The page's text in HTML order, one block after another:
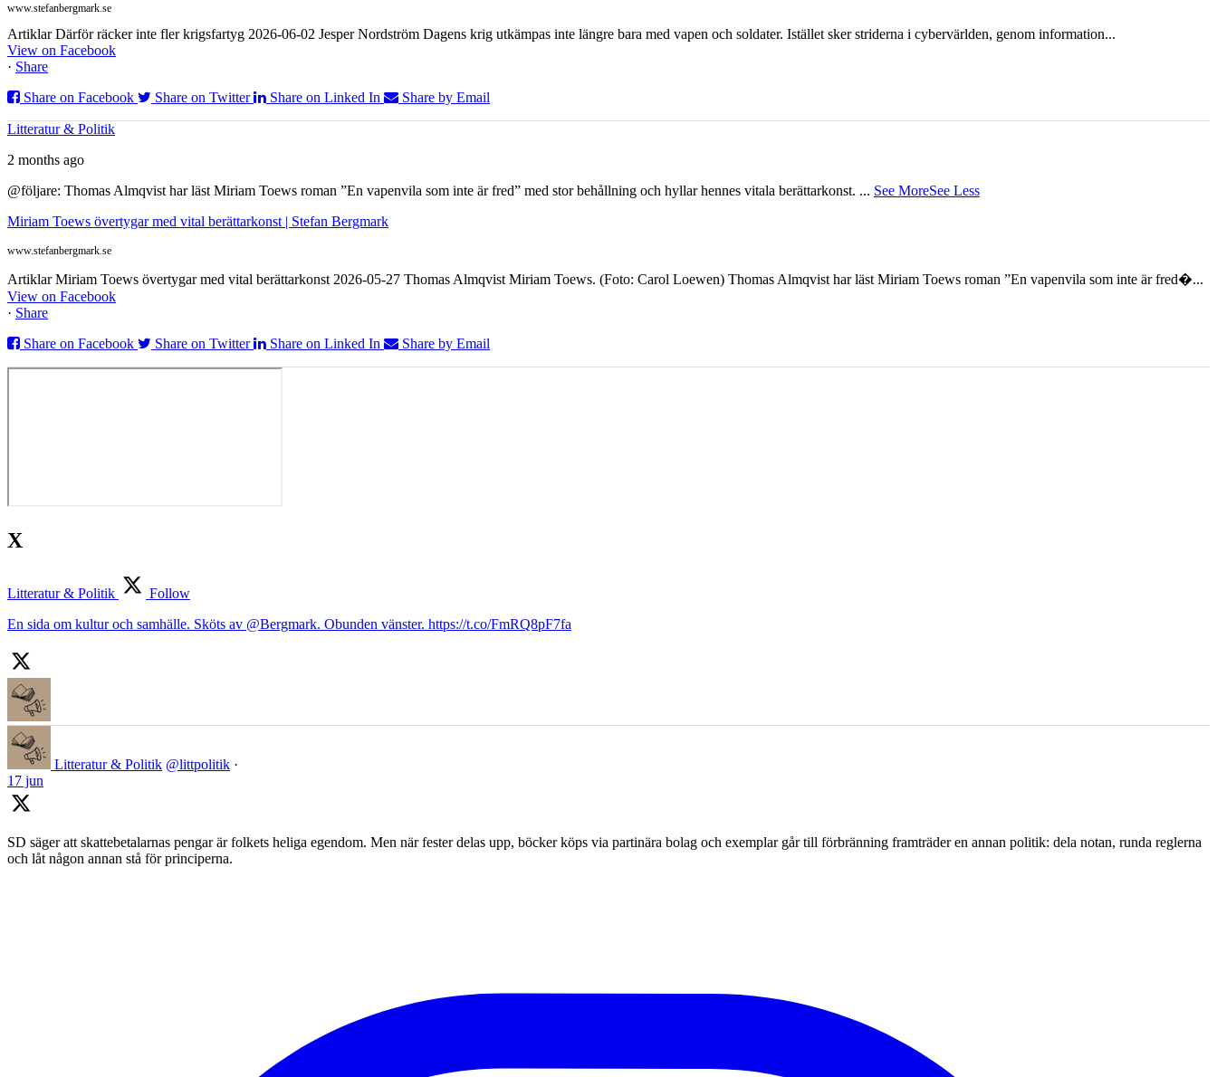
www.stefanbergmark.se
Artiklar Därför räcker inte fler krigsfartyg 2026-06-02 Jesper Nordström Dagens krig utkämpas inte längre bara med vapen och soldater. Istället sker striderna i cybervärlden, genom information...
View on Facebook
· Share
Share on Facebook
Share on Twitter Share on Linked In Share by Email
Litteratur & Politik
2 months ago
@följare: Thomas Almqvist har läst Miriam Toews roman ”En vapenvila som inte är fred” med stor behållning och hyllar hennes vitala berättarkonst. ... See MoreSee Less
Miriam Toews övertygar med vital berättarkonst | Stefan Bergmark
www.stefanbergmark.se
Artiklar Miriam Toews övertygar med vital berättarkonst 2026-05-27 Thomas Almqvist Miriam Toews. (Foto: Carol Loewen) Thomas Almqvist har läst Miriam Toews roman ”En vapenvila som inte är fred�...
View on Facebook
· Share
Share on Facebook
Share on Twitter Share on Linked In Share by Email
X
Litteratur & Politik
Follow
En sida om kultur och samhälle. Sköts av @Bergmark. Obunden vänster. https://t.co/FmRQ8pF7fa
Litteratur & Politik @littpolitik ·
17 jun
SD säger att skattebetalarnas pengar är folkets heliga egendom. Men när fester delas upp, böcker köps via partinära bolag och exemplar går till förbränning framträder en annan politik: dela notan, runda reglerna
och låt någon annan stå för principerna.